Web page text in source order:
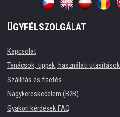
ÜGYFÉLSZOLGÁLAT
Kapcsolat
Tanácsok, tippek, használati utasítások
Szállítás és fizetés
Nagykereskedelem (B2B)
Gyakori kérdések FAQ